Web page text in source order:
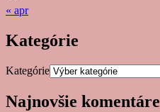
« apr
Kategórie
Kategórie
Najnovšie komentáre